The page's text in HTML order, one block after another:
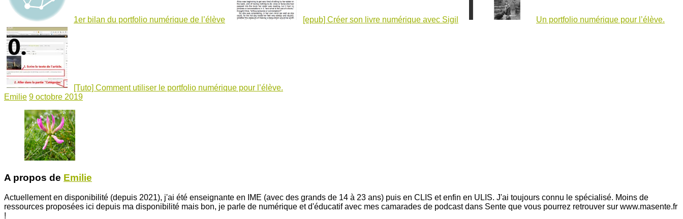
1er bilan du portfolio numérique de l’élève [epub] Créer son livre numérique avec Sigil Un portfolio numérique pour l’élève.
[Tuto] Comment utiliser le portfolio numérique pour l’élève.
Emilie 9 octobre 2019
A propos de Emilie
Actuellement en disponibilité (depuis 2021), j'ai été enseignante en IME (avec des grands de 14 à 23 ans) puis en CLIS et enfin en ULIS. J'ai toujours connu le spécialisé. Moins de
ressources proposées ici depuis ma disponibilité mais bon, je parle de numérique et d'éducatif avec mes camarades de podcast dans Sente que vous pourrez retrouver sur www.masente.fr
!